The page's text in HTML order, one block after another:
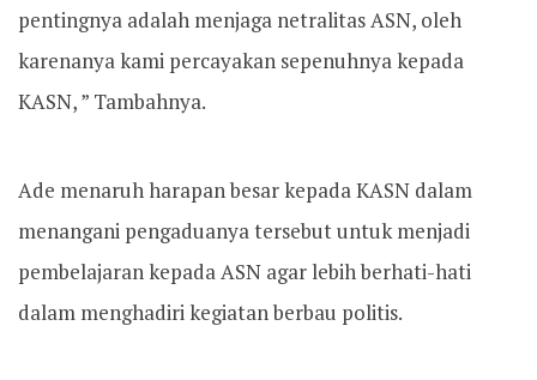
pentingnya adalah menjaga netralitas ASN, oleh
karenanya kami percayakan sepenuhnya kepada
KASN, ” Tambahnya.
Ade menaruh harapan besar kepada KASN dalam
menangani pengaduanya tersebut untuk menjadi
pembelajaran kepada ASN agar lebih berhati-hati
dalam menghadiri kegiatan berbau politis.